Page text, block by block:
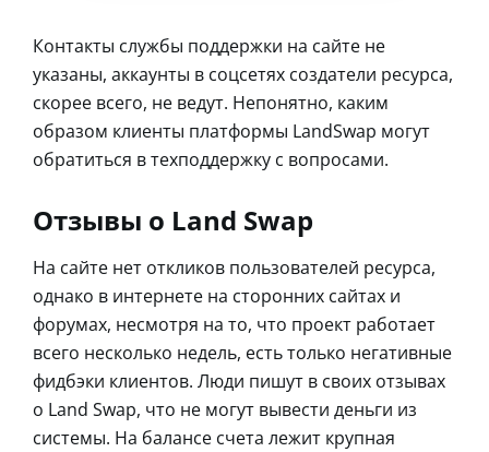
Контакты службы поддержки на сайте не
указаны, аккаунты в соцсетях создатели ресурса,
скорее всего, не ведут. Непонятно, каким
образом клиенты платформы LandSwap могут
обратиться в техподдержку с вопросами.
Отзывы о Land Swap
На сайте нет откликов пользователей ресурса,
однако в интернете на сторонних сайтах и
форумах, несмотря на то, что проект работает
всего несколько недель, есть только негативные
фидбэки клиентов. Люди пишут в своих отзывах
о Land Swap, что не могут вывести деньги из
системы. На балансе счета лежит крупная